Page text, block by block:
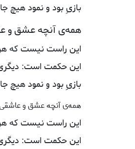
بازیِ بود و نمود هیچ‌
همه‌ی آنچه عشق و
این راست نیست که
این حکمت است:
بازیِ بود و نمود هیچ‌
همه‌ی آنچه عشق و
این راست نیست که
این حکمت است: